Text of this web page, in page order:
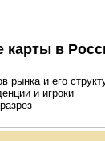
в
рынка и его
и игроки